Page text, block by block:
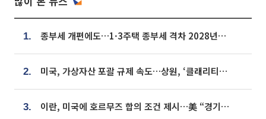
1. 종부세 개편에도…1·3주택 종부세 격차 2028년부터 확대
2. 미국, 가상자산 포괄 규제 속도…상원, ‘클래리티법’ 9월 절차투표 추진
3. 이란, 미국에 호르무즈 합의 조건 제시…美 “경기 아직 안 끝나” [종합]